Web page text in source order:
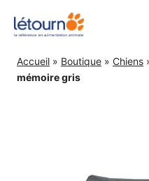
Accueil » Boutique » Chiens
mémoire gris